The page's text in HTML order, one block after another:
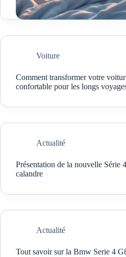
Voiture
Comment transformer votre
confortable pour les longs
Actualité
Présentation de la nouvelle Série
calandre
Actualité
Tout savoir sur la Bmw Serie 4